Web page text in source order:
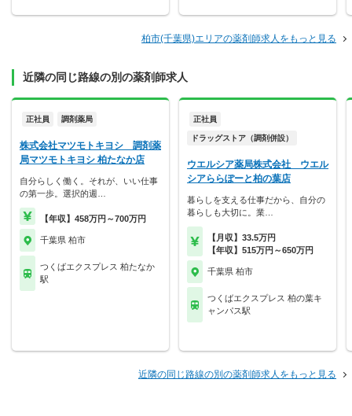
柏市(千葉県)エリアの薬剤師求人をもっと見る
近隣の同じ路線の別の薬剤師求人
正社員 調剤薬局
株式会社マツモトキヨシ 調剤薬
局マツモトキヨシ 柏たなか店
自分らしく働く。それが、いい仕事
の第一歩。選択的週…
【年収】458万円～700万円
千葉県 柏市
つくばエクスプレス 柏たなか
駅
正社員
ドラッグストア（調剤併設）
ウエルシア薬局株式会社 ウエル
シアららぽーと柏の葉店
暮らしを支える仕事だから、自分の
暮らしも大切に。業…
【月収】33.5万円
【年収】515万円～650万円
千葉県 柏市
つくばエクスプレス 柏の葉キ
ャンパス駅
近隣の同じ路線の別の薬剤師求人をもっと見る